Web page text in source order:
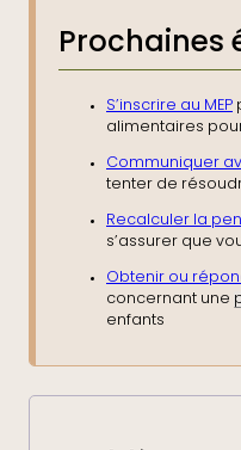
Prochaines
S’inscrire au MEP
alimentaires
Communiquer
tenter de
Recalculer la
s’assurer que
Obtenir ou
concernant une
enfants